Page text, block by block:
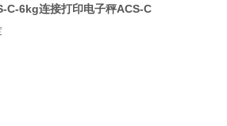
C-6kg连接打印电子秤ACS-C